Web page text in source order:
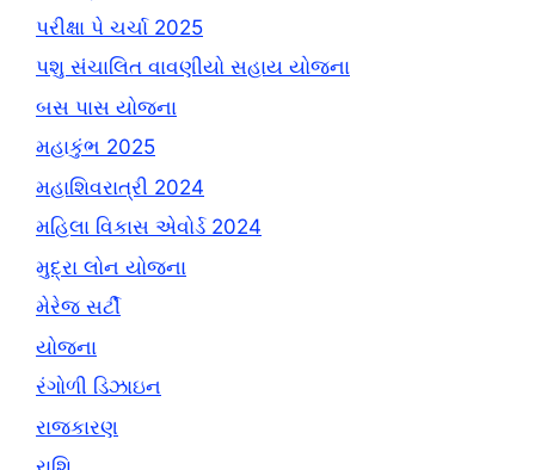
પરીક્ષા પે ચર્ચા 2025
પશુ સંચાલિત વાવણીયો સહાય યોજના
બસ પાસ યોજના
મહાકુંભ 2025
મહાશિવરાત્રી 2024
મહિલા વિકાસ એવોર્ડ 2024
મુદ્રા લોન યોજના
મેરેજ સર્ટી
યોજના
રંગોળી ડિઝાઇન
રાજકારણ